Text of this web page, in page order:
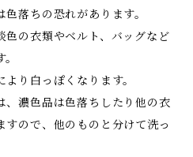
落ちの恐れがあります。
色の衣類やベルト、バッグなど
り白っぽくなります。
、濃色品は色落ちしたり他の衣
ので、他のものと分けて洗っ